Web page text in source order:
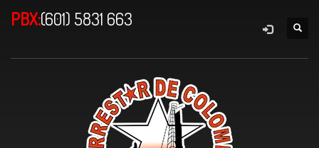
PBX:(601) 5831 663